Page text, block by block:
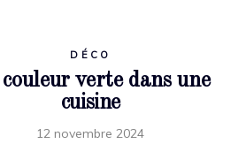
DÉCO
verte dans une
cuisine
12 novembre 2024